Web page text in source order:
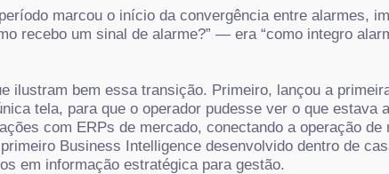
marcou o início da convergência entre alarmes,
recebo um sinal de alarme?” — era “como integro
ilustram bem essa transição. Primeiro, lançou a
tela, para que o operador pudesse ver o que estava
com ERPs de mercado, conectando a operação
Business Intelligence desenvolvido dentro de
em informação estratégica para gestão.